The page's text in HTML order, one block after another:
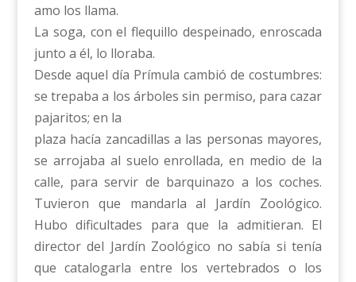
amo los llama.
La soga, con el flequillo despeinado, enroscada
junto a él, lo lloraba.
Desde aquel día Prímula cambió de costumbres:
se trepaba a los árboles sin permiso, para cazar
pajaritos; en la
plaza hacía zancadillas a las personas mayores,
se arrojaba al suelo enrollada, en medio de la
calle, para servir de barquinazo a los coches.
Tuvieron que mandarla al Jardín Zoológico.
Hubo dificultades para que la admitieran. El
director del Jardín Zoológico no sabía si tenía
que catalogarla entre los vertebrados o los